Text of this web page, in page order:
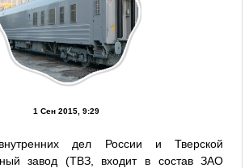
1 Сен 2015, 9:29
дел России и Тверской
завод (ТВЗ, входит в состав ЗАО